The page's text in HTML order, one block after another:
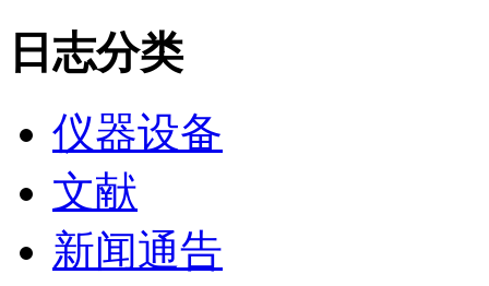
日志分类
仪器设备
文献
新闻通告